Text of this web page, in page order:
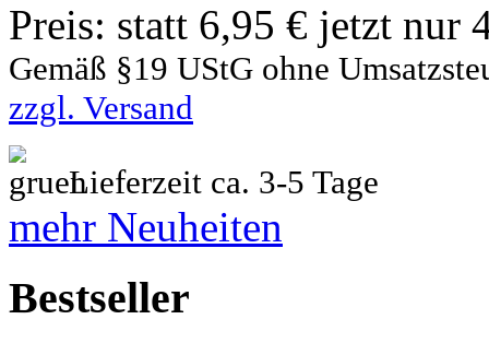
Preis: statt 6,95 € jetzt nur
Gemäß §19 UStG ohne
zzgl. Versand
Lieferzeit ca. 3-5 Tage
mehr Neuheiten
Bestseller